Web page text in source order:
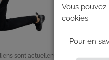
sont actuellement fermés.
Vous
cookies.
Pour en